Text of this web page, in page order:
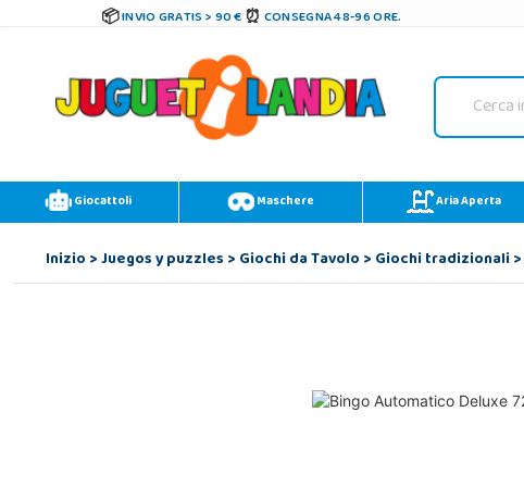
INVIO GRATIS > 90 € CONSEGNA 48-96 ORE.
Giocattoli Maschere Aria Aperta
Inizio>Juegos y puzzles>Giochi da Tavolo>Giochi tradizionali>